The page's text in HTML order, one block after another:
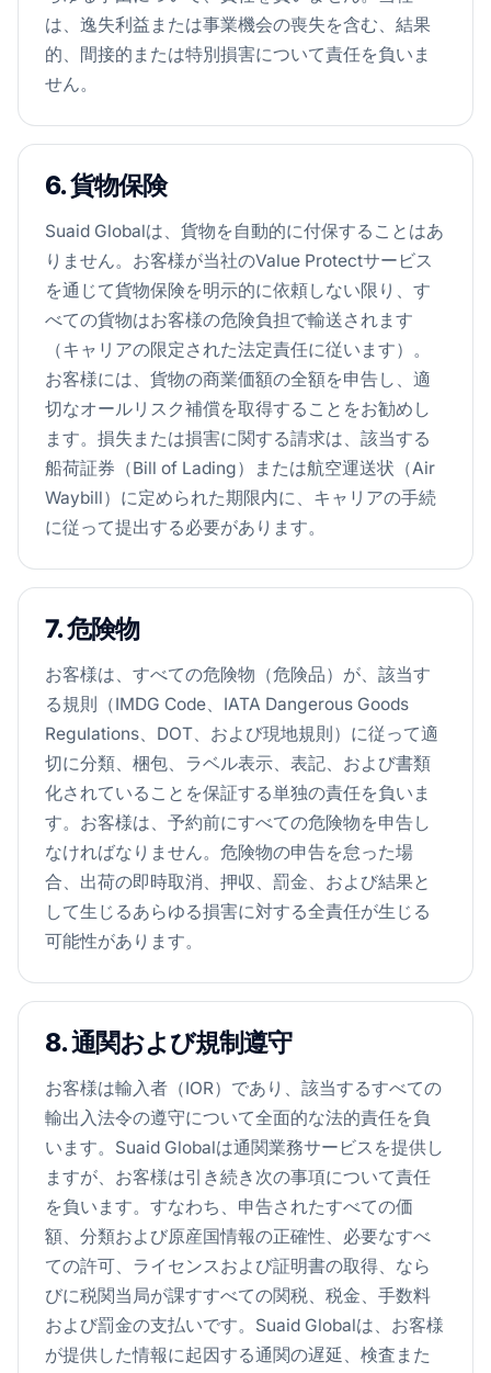
は、逸失利益または事業機会の喪失を含む、結果
的、間接的または特別損害について責任を負いま
せん。
6. 貨物保険
Suaid Globalは、貨物を自動的に付保することはあ
りません。お客様が当社のValue Protectサービス
を通じて貨物保険を明示的に依頼しない限り、す
べての貨物はお客様の危険負担で輸送されます
（キャリアの限定された法定責任に従います）。
お客様には、貨物の商業価額の全額を申告し、適
切なオールリスク補償を取得することをお勧めし
ます。損失または損害に関する請求は、該当する
船荷証券（Bill of Lading）または航空運送状（Air
Waybill）に定められた期限内に、キャリアの手続
に従って提出する必要があります。
7. 危険物
お客様は、すべての危険物（危険品）が、該当す
る規則（IMDG Code、IATA Dangerous Goods
Regulations、DOT、および現地規則）に従って適
切に分類、梱包、ラベル表示、表記、および書類
化されていることを保証する単独の責任を負いま
す。お客様は、予約前にすべての危険物を申告し
なければなりません。危険物の申告を怠った場
合、出荷の即時取消、押収、罰金、および結果と
して生じるあらゆる損害に対する全責任が生じる
可能性があります。
8. 通関および規制遵守
お客様は輸入者（IOR）であり、該当するすべての
輸出入法令の遵守について全面的な法的責任を負
います。Suaid Globalは通関業務サービスを提供し
ますが、お客様は引き続き次の事項について責任
を負います。すなわち、申告されたすべての価
額、分類および原産国情報の正確性、必要なすべ
ての許可、ライセンスおよび証明書の取得、なら
びに税関当局が課すすべての関税、税金、手数料
および罰金の支払いです。Suaid Globalは、お客様
が提供した情報に起因する通関の遅延、検査また